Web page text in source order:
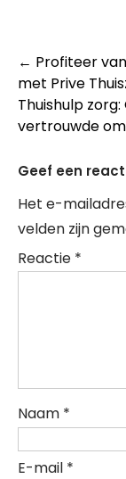
Post
← Profiteer
met Prive
Thuishulp
vertrouwde
Geef een
Het e-
velden zijn
Reactie *
Naam *
E-mail *